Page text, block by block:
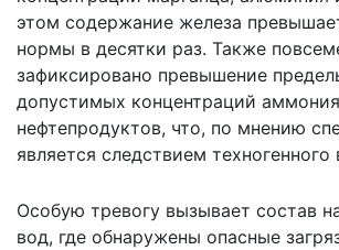
этом содержание железа
нормы в десятки раз. Также
зафиксировано превышение
допустимых концентраций
нефтепродуктов, что, по мнению
является следствием техногенного
Особую тревогу вызывает состав
вод, где обнаружены опасные